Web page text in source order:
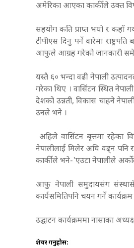
अमेरिका आएका कार्कीले उक्त
सहयोग कति प्राप्त भयो र कहाँ
टीपीएस दिनु पर्ने वारेमा
आफुले आग्रह गरेको जानकारी
यस्तै ६० भन्दा वढी नेपाली
गरेका थिए । वासिंटन स्थित
देशको उन्नती, विकास चाहने
उनले भने ।
अहिले वासिंटन बृत्तमा रहेका
नेपालीलाई मिलेर अघि वढ्न पनि
कार्कीले भने-'एउटा नेपालीले
आफु नेपाली समुदायसंग
कार्यसमितिपनि चयन गर्ने
उद्घाटन कार्यक्रममा नासाका
शेयर गर्नुहोस: